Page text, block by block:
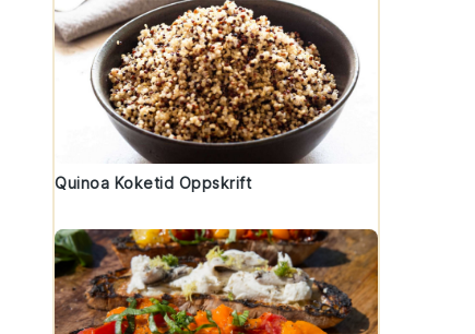
Quinoa Koketid Oppskrift